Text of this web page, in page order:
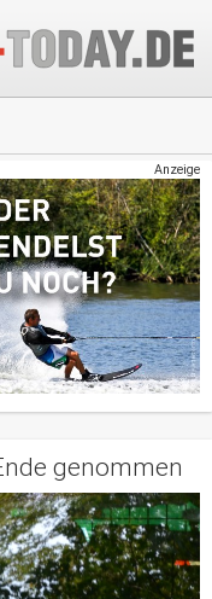
Anzeige
genommen